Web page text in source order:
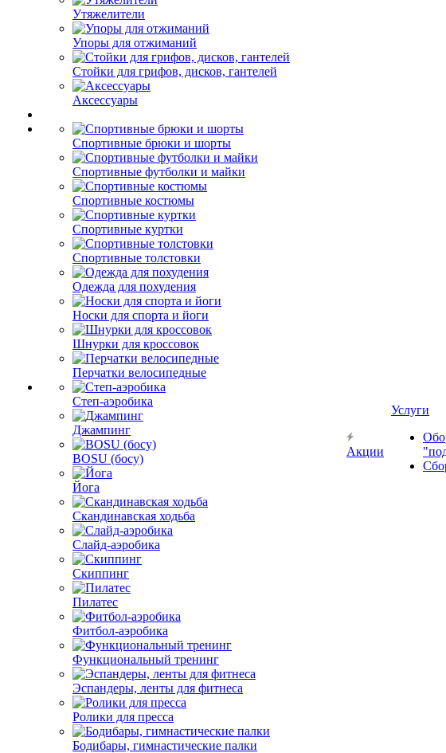
Утяжелители
Упоры для отжиманий
Стойки для грифов, дисков, гантелей
Аксессуары
Спортивные брюки и шорты
Спортивные футболки и майки
Спортивные костюмы
Спортивные куртки
Спортивные толстовки
Одежда для похудения
Носки для спорта и йоги
Шнурки для кроссовок
Перчатки велосипедные
Степ-аэробика
Джампинг
BOSU (босу)
Йога
Скандинавская ходьба
Слайд-аэробика
Скиппинг
Пилатес
Фитбол-аэробика
Функциональный тренинг
Эспандеры, ленты для фитнеса
Ролики для пресса
Бодибары, гимнастические палки
Акции
Услуги